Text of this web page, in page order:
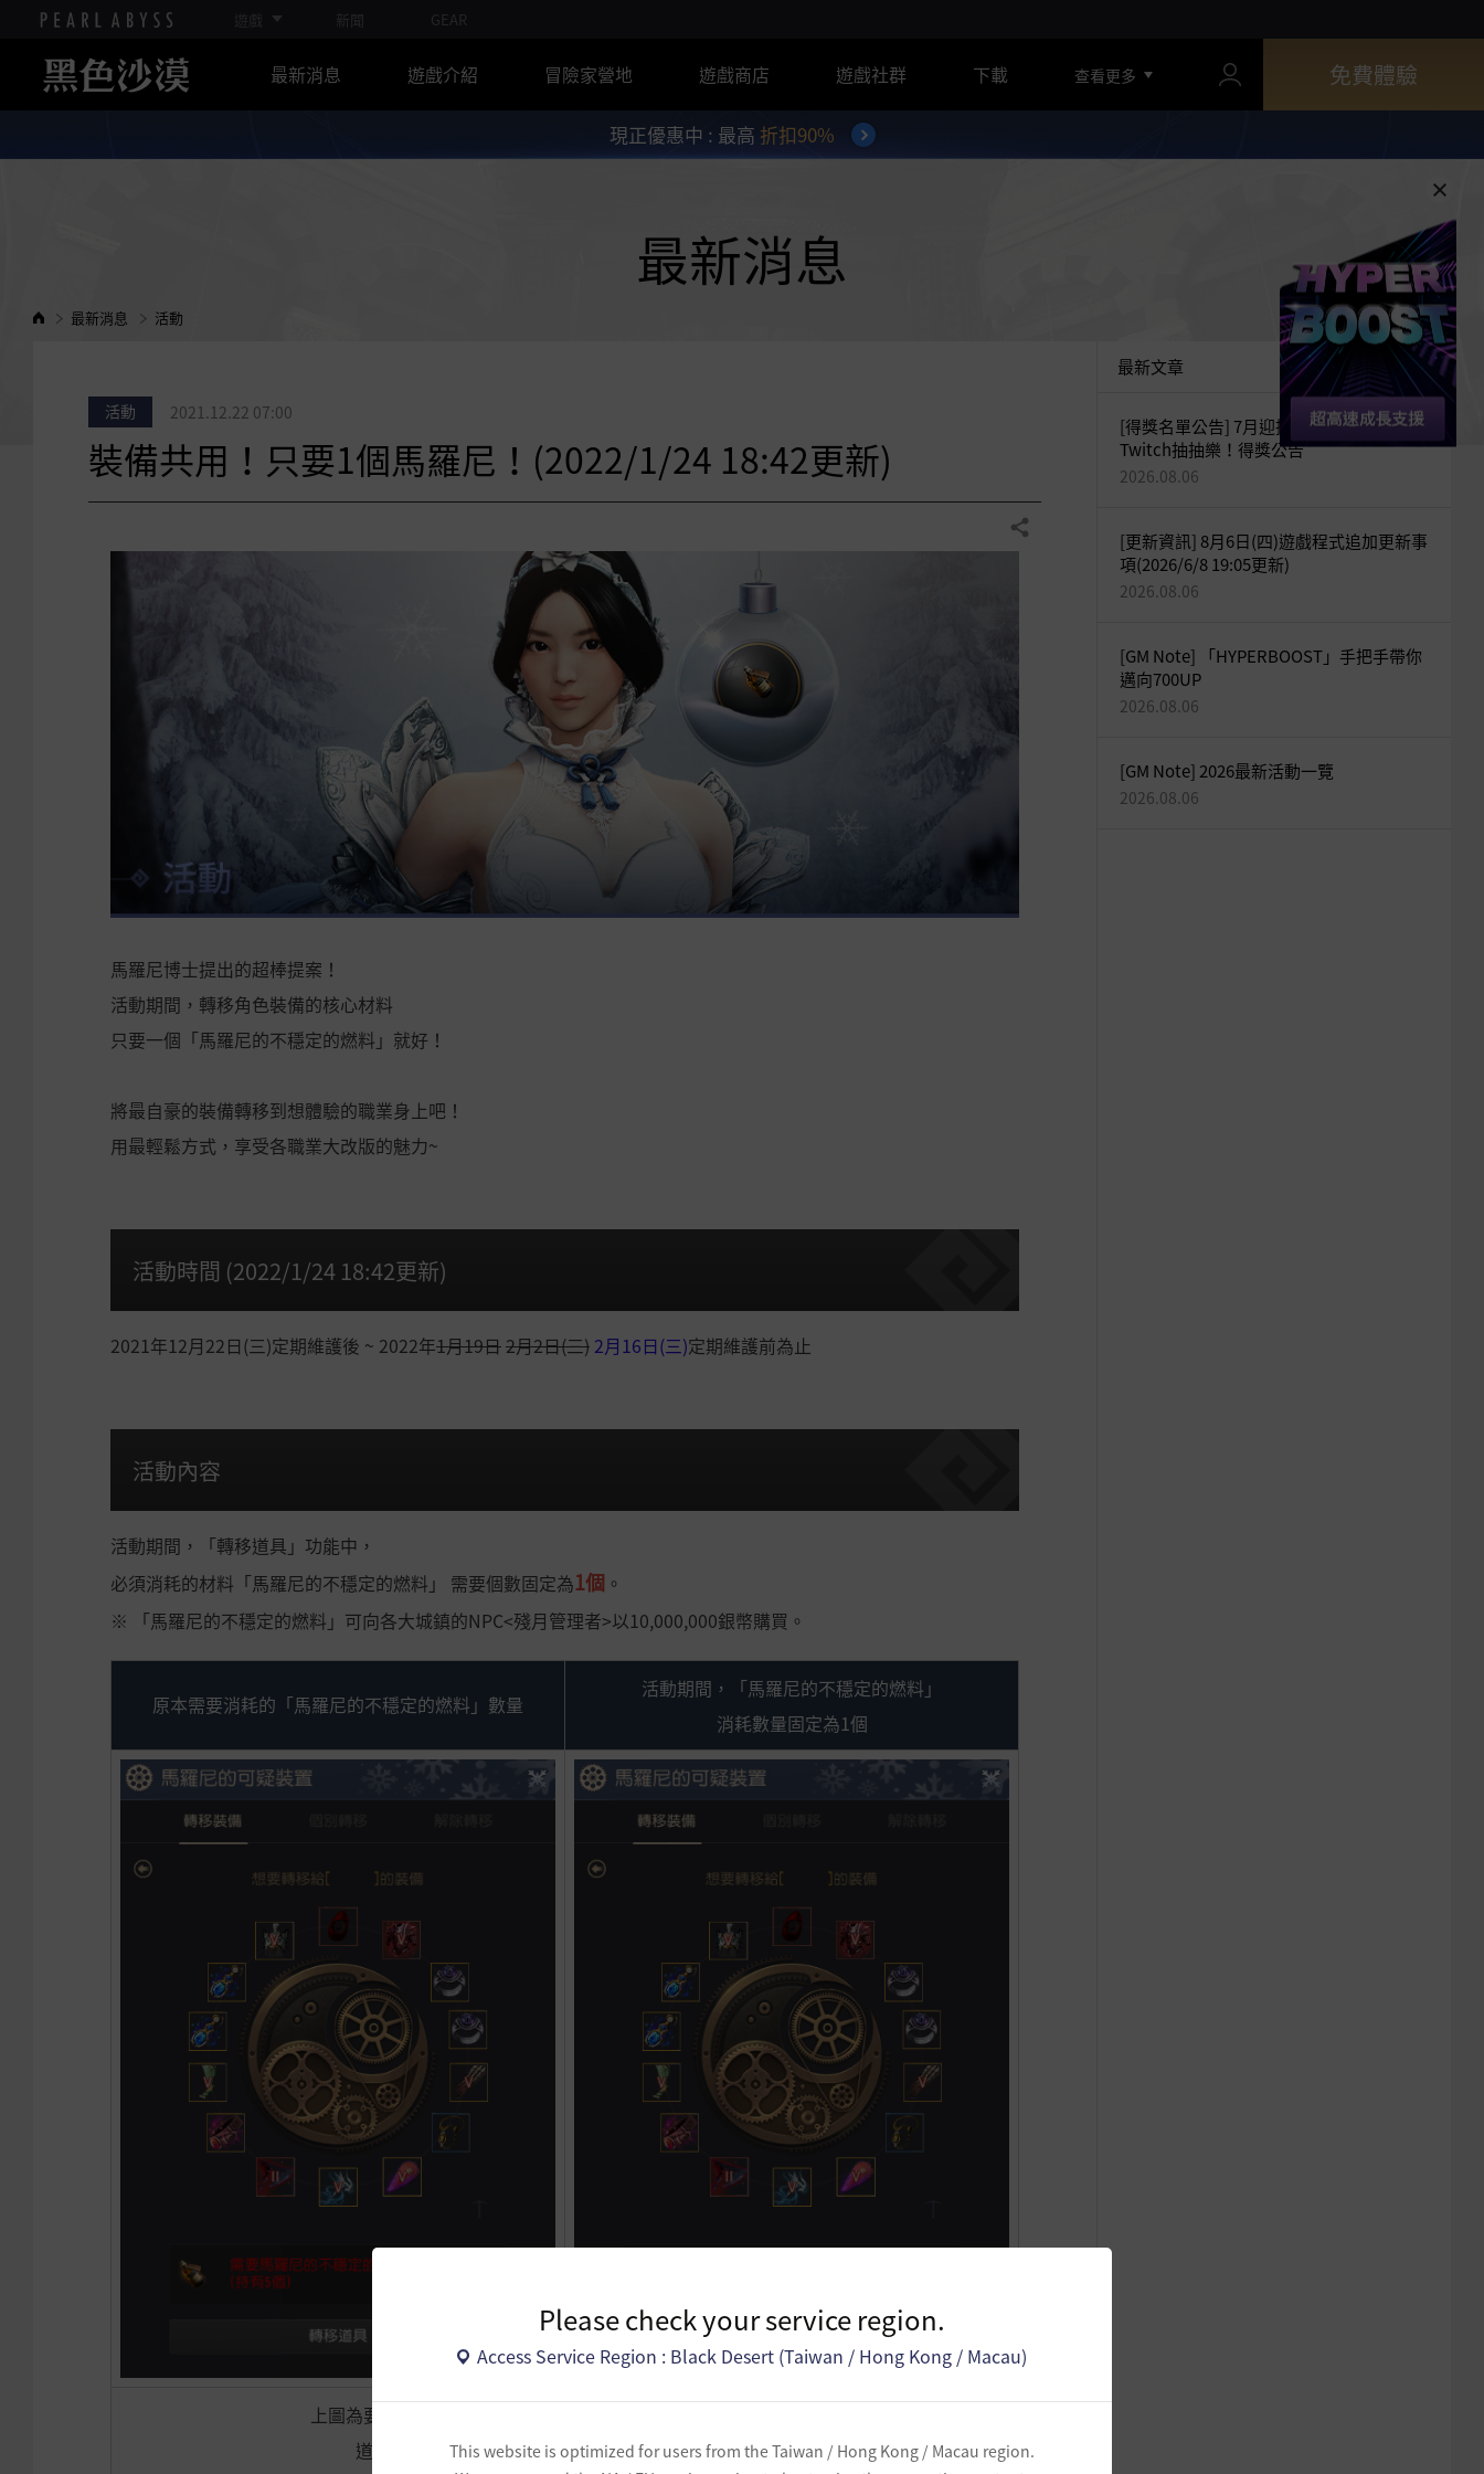
遊戲 新聞 GEAR
Please check your service region.
Access Service Region : Black Desert (Taiwan / Hong Kong / Macau)
This website is optimized for users from the Taiwan / Hong Kong / Macau region.
最新消息 遊戲介紹 冒險家營地 遊戲商店 遊戲社群 下載 查看更多 免費體驗
現正優惠中 : 最高 折扣90%
最新消息
最新消息 活動
活動 2021.12.22 07:00
裝備共用！只要1個馬羅尼！(2022/1/24 18:42更新)
分享
馬羅尼博士提出的超棒提案！
活動期間，轉移角色裝備的核心材料
只要一個「馬羅尼的不穩定的燃料」就好！
將最自豪的裝備轉移到想體驗的職業身上吧！
用最輕鬆方式，享受各職業大改版的魅力~
活動時間 (2022/1/24 18:42更新)
2021年12月22日(三)定期維護後 ~ 2022年1月19日2月2日(三) 2月16日(三)定期維護前為止
活動內容
活動期間，「轉移道具」功能中，
必須消耗的材料「馬羅尼的不穩定的燃料」 需要個數固定為1個 。
※ 「馬羅尼的不穩定的燃料」可向各大城鎮的NPC<殘月管理者>以10,000,000銀幣購買。
原本需要消耗的「馬羅尼的不穩定的燃料」數量
活動期間，「馬羅尼的不穩定的燃料」
消耗數量固定為1個
上圖為要從A角色身上進行道具轉移的武器、防具、煉金石與飾品
道具轉移後，連結的B角色會獲得相同能力值的裝備！
最新文章
[得獎名單公告] 7月迎接海地爾宴會！官方
Twitch抽抽樂！得獎公告
2026.08.06
[更新資訊] 8月6日(四)遊戲程式追加更新事
項(2026/6/8 19:05更新)
2026.08.06
[GM Note] 「HYPERBOOST」手把手帶你
邁向700UP
2026.08.06
[GM Note] 2026最新活動一覽
2026.08.06